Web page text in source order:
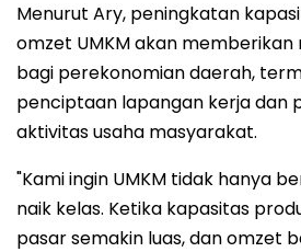
Menurut Ary, peningkatan
omzet UMKM akan
bagi perekonomian daerah,
penciptaan lapangan kerja dan
aktivitas usaha masyarakat.
"Kami ingin UMKM tidak hanya
naik kelas. Ketika kapasitas
pasar semakin luas, dan omzet